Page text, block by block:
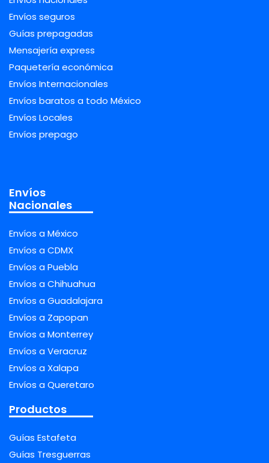
Envíos seguros
Guías prepagadas
Mensajería express
Paquetería económica
Envíos Internacionales
Envíos baratos a todo México
Envíos Locales
Envíos prepago
Envíos
Nacionales
Envíos a México
Envíos a CDMX
Envíos a Puebla
Envíos a Chihuahua
Envíos a Guadalajara
Envíos a Zapopan
Envíos a Monterrey
Envíos a Veracruz
Envíos a Xalapa
Envíos a Queretaro
Productos
Guías Estafeta
Guías Tresguerras